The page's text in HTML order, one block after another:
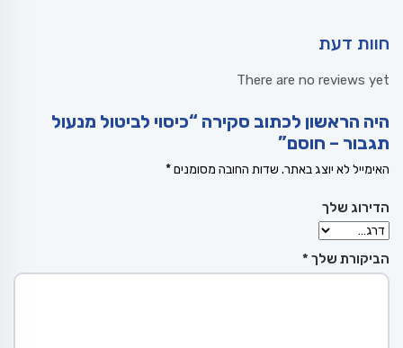
חוות דעת
There are no reviews yet
היה הראשון לכתוב סקירה “כיסוי לביטול מנעול
תגבור – חוסם”
האימייל לא יוצג באתר. שדות החובה מסומנים*
הדירוג שלך
הביקורת שלך *